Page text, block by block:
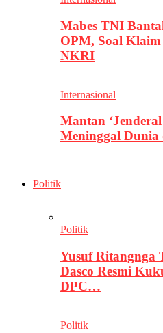
Mabes TNI
OPM, Soal
NKRI
Internasional
Mantan
Meninggal
Politik
Politik
Yusuf Ritangnga
Dasco Resmi
DPC…
Politik